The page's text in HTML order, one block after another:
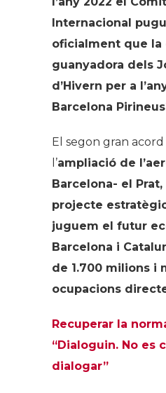
Internacional
oficialment que la
guanyadora dels
d’Hivern per a
Barcelona
El segon gran
l’ampliació de
Barcelona- el Prat,
projecte
juguem el futur
Barcelona i
de 1.700 milions i
ocupacions
Recuperar la
“Dialoguin. No es
dialogar”